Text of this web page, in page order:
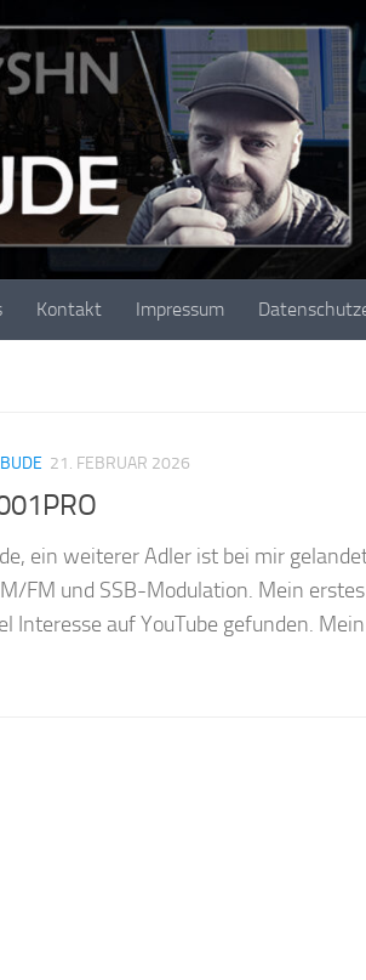
Kontakt Impressum
21. FEBRUAR 2026
ein weiterer Adler ist bei mir
FM und SSB-Modulation. Mein
Interesse auf YouTube gefunden. Mein